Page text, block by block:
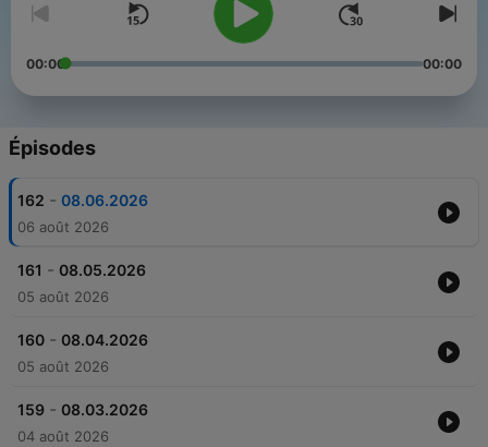
00:00 00:00
Épisodes
162 - 08.06.2026
06 août 2026
161 - 08.05.2026
05 août 2026
160 - 08.04.2026
05 août 2026
159 - 08.03.2026
04 août 2026